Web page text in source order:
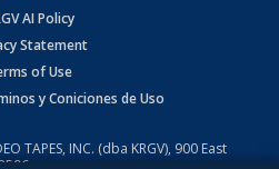
AI Policy
Statement
of Use
y Coniciones de Uso
TAPES, INC. (dba KRGV), 900 East